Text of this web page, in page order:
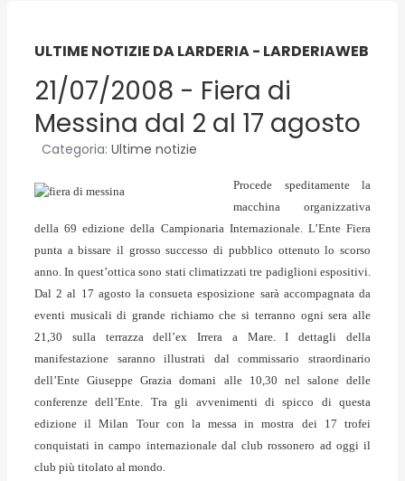
ULTIME NOTIZIE DA LARDERIA - LARDERIAWEB
21/07/2008 - Fiera di
Messina dal 2 al 17 agosto
Categoria: Ultime notizie
Procede speditamente la
macchina organizzativa
della 69 edizione della Campionaria Internazionale. L’Ente Fiera
punta a bissare il grosso successo di pubblico ottenuto lo scorso
anno. In quest’ottica sono stati climatizzati tre padiglioni espositivi.
Dal 2 al 17 agosto la consueta esposizione sarà accompagnata da
eventi musicali di grande richiamo che si terranno ogni sera alle
21,30 sulla terrazza dell’ex Irrera a Mare. I dettagli della
manifestazione saranno illustrati dal commissario straordinario
dell’Ente Giuseppe Grazia domani alle 10,30 nel salone delle
conferenze dell’Ente. Tra gli avvenimenti di spicco di questa
edizione il Milan Tour con la messa in mostra dei 17 trofei
conquistati in campo internazionale dal club rossonero ad oggi il
club più titolato al mondo.